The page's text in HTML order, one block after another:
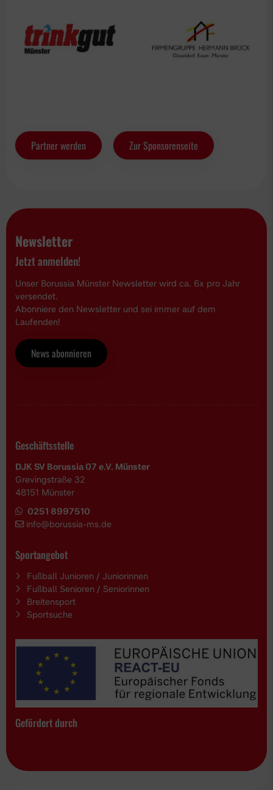
Partner werden Zur Sponsorenseite
Newsletter
Jetzt anmelden!
Unser Borussia Münster Newsletter wird ca. 6x pro Jahr
versendet.
Abonniere den Newsletter und sei immer auf dem
Laufenden!
News abonnieren
Geschäftsstelle
DJK SV Borussia 07 e.V. Münster
Grevingstraße 32
48151 Münster
0251 8997510
info@borussia-ms.de
Sportangebot
Fußball Junioren / Juniorinnen
Fußball Senioren / Seniorinnen
Breitensport
Sportsuche
Gefördert durch